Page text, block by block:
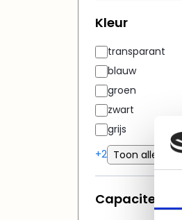
Kleur
transparant
blauw
groen
zwart
grijs
+2 Toon alle...
Capaciteit